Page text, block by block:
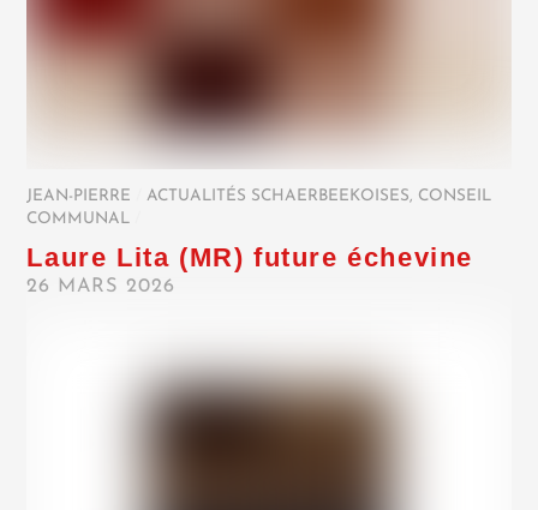
JEAN-PIERRE ACTUALITÉS SCHAERBEEKOISES
CONSEIL
COMMUNAL
Laure Lita (MR) future échevine
26 MARS 2026